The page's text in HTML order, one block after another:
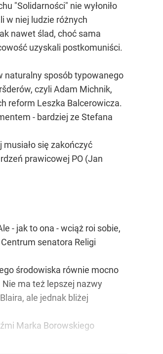
"Solidarności" nie wyłoniło
w niej ludzie różnych
nawet ślad, choć sama
uzyskali postkomuniści.
naturalny sposób typowanego
czyli Adam Michnik,
reform Leszka Balcerowicza.
- bardziej ze Stefana
się zakończyć
prawicowej PO (Jan
- jak to ona - wciąż roi sobie,
senatora Religi
środowiska równie mocno
ma też lepszej nazwy
ale jednak bliżej
Marka Borowskiego